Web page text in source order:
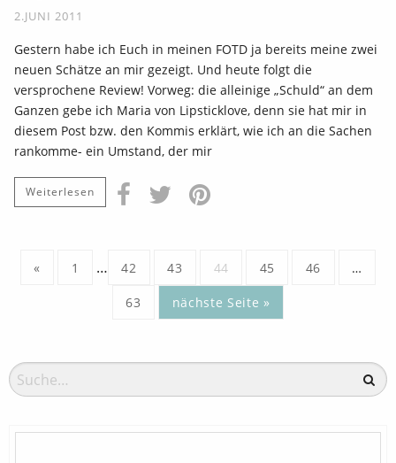
2.JUNI 2011
Gestern habe ich Euch in meinen FOTD ja bereits meine zwei
neuen Schätze an mir gezeigt. Und heute folgt die
versprochene Review! Vorweg: die alleinige „Schuld“ an dem
Ganzen gebe ich Maria von Lipsticklove, denn sie hat mir in
diesem Post bzw. den Kommis erklärt, wie ich an die Sachen
rankomme- ein Umstand, der mir
Weiterlesen
« 1 … 42 43 44 45 46 …
63 nächste Seite »